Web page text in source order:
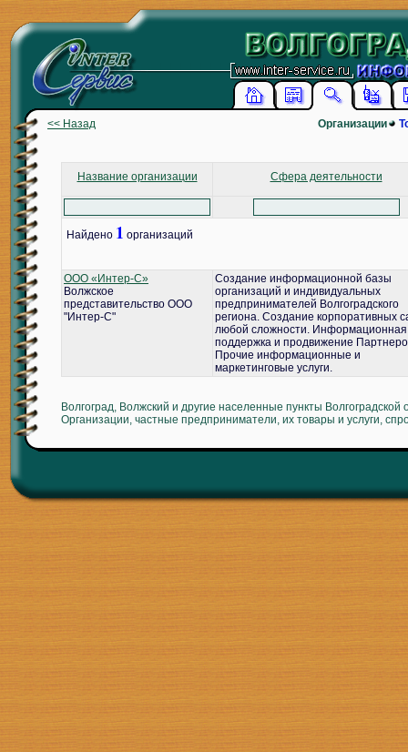
<< Назад Организации
Название организации Сфера деятельности
Найдено 1 организаций
ООО «Интер-С»
Волжское
представительство ООО
"Интер-С"
Создание информационной базы
организаций и индивидуальных
предпринимателей Волгоградского
региона. Создание корпоративных
любой сложности. Информационная
поддержка и продвижение
Прочие информационные и
маркетинговые услуги.
Волгоград, Волжский и другие населенные пункты Волгоградской
Организации, частные предприниматели, их товары и услуги,